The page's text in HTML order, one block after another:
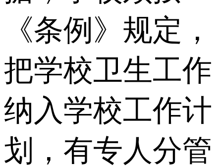
《条例》规定，
把学校卫生工作
纳入学校工作计
划，有专人分管